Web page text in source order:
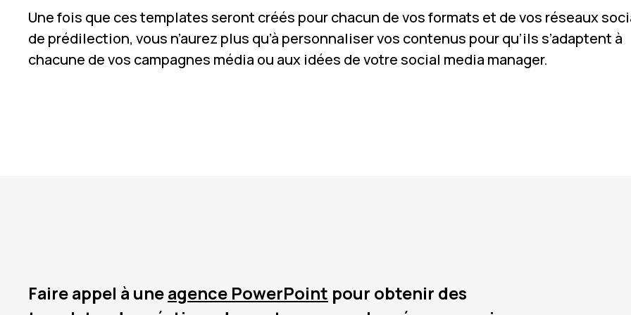
Une fois que ces templates seront créés pour chacun de vos formats et de vos réseaux
de prédilection, vous n’aurez plus qu’à personnaliser vos contenus pour qu’ils s’adaptent à
chacune de vos campagnes média ou aux idées de votre social media manager.
Faire appel à uneagence PowerPoint pour obtenir des